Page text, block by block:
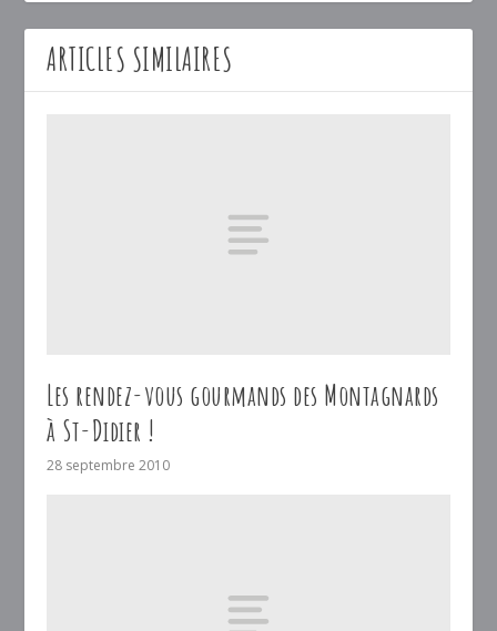
ARTICLES SIMILAIRES
Les rendez-vous gourmands des Montagnards
à St-Didier !
28 septembre 2010